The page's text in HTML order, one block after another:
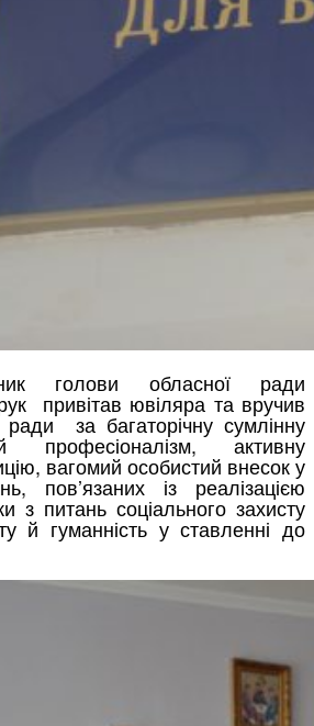
голови обласної ради
привітав ювіляра та вручив
ради за багаторічну сумлінну
професіоналізм, активну
вагомий особистий внесок у
пов’язаних із реалізацією
з питань соціального захисту
й гуманність у ставленні до